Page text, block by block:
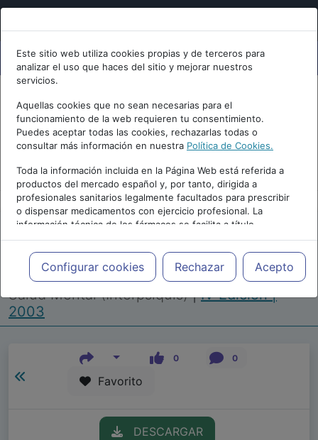
Este sitio web utiliza cookies propias y de terceros para
analizar el uso que haces del sitio y mejorar nuestros
servicios.
Aquellas cookies que no sean necesarias para el
funcionamiento de la web requieren tu consentimiento.
Puedes aceptar todas las cookies, rechazarlas todas o
consultar más información en nuestra Política de Cookies.
Toda la información incluida en la Página Web está referida a
productos del mercado español y, por tanto, dirigida a
profesionales sanitarios legalmente facultados para prescribir
o dispensar medicamentos con ejercicio profesional. La
información técnica de los fármacos se facilita a título
meramente informativo, siendo responsabilidad de los
profesionales facultados prescribir medicamentos y decidir, en
cada caso concreto, el tratamiento más adecuado a las
necesidades del paciente.
Configurar cookies Rechazar Acepto
Repositorio de Artículos |Congreso Virtual
Internacional de Psiquiatría, Psicología y
Salud Mental (Interpsiquis)|IV Edición |
2003
0 0
Favorito
DESCARGAR